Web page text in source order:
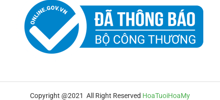
Copyright @2021 All Right Reserved HoaTuoiHoaMy